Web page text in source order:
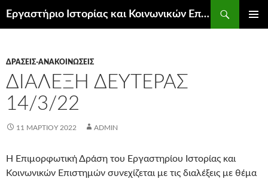
Εργαστήριο Ιστορίας και Κοινωνικών Επιστημών
ΔΡΆΣΕΙΣ-ΑΝΑΚΟΙΝΏΣΕΙΣ
ΔΙΆΛΕΞΗ ΔΕΥΤΈΡΑΣ
14/3/22
11 ΜΑΡΤΊΟΥ 2022 ADMIN
Η Επιμορφωτική Δράση του Εργαστηρίου Ιστορίας και
Κοινωνικών Επιστημών συνεχίζεται με τις διαλέξεις με θέμα